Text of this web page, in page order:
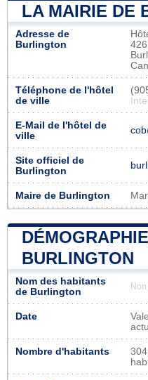
LA MAIRIE DE
Adresse de
Burlington
Téléphone de l'hôtel
de ville
E-Mail de l'hôtel de
ville
Site officiel de
Burlington
Maire de Burlington
BURLINGTON
Nom des habitants
de Burlington
Date
Nombre d'habitants
304